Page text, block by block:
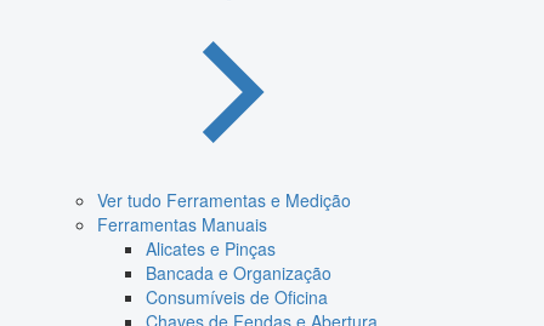
Ver tudo Ferramentas e Medição
Ferramentas Manuais
Alicates e Pinças
Bancada e Organização
Consumíveis de Oficina
Chaves de Fendas e Abertura